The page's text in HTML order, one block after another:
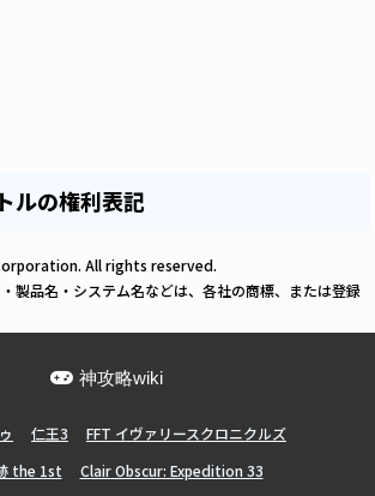
ルの権利表記
All rights reserved.
・製品名・システム名などは、各社の商標、または登録
神攻略wiki
仁王3
FFT イヴァリースクロニクルズ
the 1st
Clair Obscur: Expedition 33